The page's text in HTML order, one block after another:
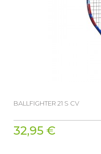
BALLFIGHTER 21 S CV
32,95 €